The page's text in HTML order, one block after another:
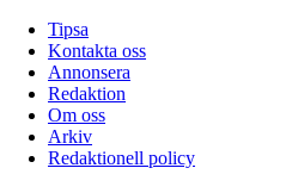
Tipsa
Kontakta oss
Annonsera
Redaktion
Om oss
Arkiv
Redaktionell policy